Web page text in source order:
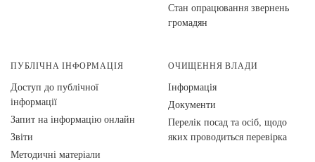
Стан опрацювання звернень
громадян
ПУБЛІЧНА ІНФОРМАЦІЯ
Доступ до публічної
інформації
Запит на інформацію онлайн
Звіти
Методичні матеріали
ОЧИЩЕННЯ ВЛАДИ
Інформація
Документи
Перелік посад та осіб, щодо
яких проводиться перевірка